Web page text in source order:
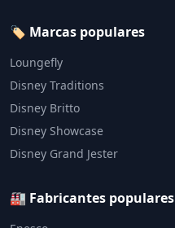
🏷️ Marcas populares
Loungefly
Disney Traditions
Disney Britto
Disney Showcase
Disney Grand Jester
🏭 Fabricantes populares